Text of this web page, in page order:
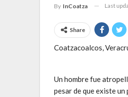
By InCoatza Last
Share
Coatzacoalcos,
Un hombre fue
pesar de que existe